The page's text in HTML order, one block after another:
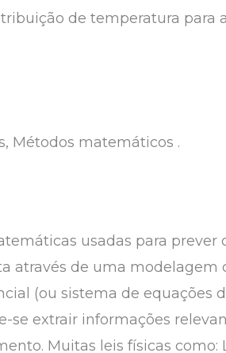
de temperatura para
Métodos matemáticos .
usadas para
através de uma modelagem
(ou sistema de equações
se extrair informações
Muitas leis físicas